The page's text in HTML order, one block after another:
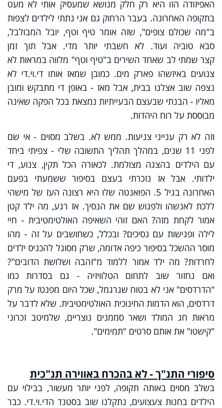
האפיזודה הזו היא רק חלק מנושא שמעסיק אותי לא מעט
בתקופה האחרונה. בעבר הרחוק גם אני נתתי לילדים לצפות
ב"מה שכולם צופים", שזה אומר טיף וטף, יובל המבולבל,
סבא טוביה ועוד. לא חשבתי יותר מדי. אבל תוך זמן
קצר שמתי לב שאחד השירים ב"טיף וטף" מלווה במראות לא
צנועים באיזשהו פארק מים. כמובן שמאז אותו די.וי.די לא
נצפה שוב אצלנו בבית, אבל מאז - באופן די מתבקש ומובן
מאליו - הבנתי שבעצם הבעייתיות נמצאת בכל הפקה שאינה
מבוססת על רוח היהדות.
וזה לא רק ענייני צניעות. ממש לא. בשלב מסוים - אי שם
לפני 11 שנים, במהלך תהליך התשובה שלי - צפיתי ביחד
עם הילדים בהצגה מצולמת. לכאורה הכל תקין, צנוע, די
ילדותי. אבל אז נזכרתי בעצם בסיפור ששמעתי בפעם
האחרונה בגיל 5. הפואנטה שלו היא רצונה העז של מישהי
ללכת לאנשהו ולפגוש שם את הנסיך. אז רגע, מה ילד קטן
אמור לקחת מזה? האם זוהי השאיפה האולטימטיבית - חיי
לילה ופגישות עם נסיכים? ובכלל, כשחושבים על זה - מהו
מוסר ההשכל בסיפור כיפה אדומה, שרק מסוגל להכניס ילדים
לחרדות? מה ילד אמור ללמוד מ"זהבה ושלושת הדובים"?
ואם נחזור שוב לתחום הטלוויזיה - גם בסדרות כמו
"הדרדסים" אני לא בטוח שגרגמל, שכל היום מפנטז על מרק
דרדסים, הוא הדמות החינוכית האולטימטיבית. שלא לדבר על
מראות חג המולד ושאר סממנים נוצריים, שלמיטב זכרוני
"קישטו" את אותם סרטים "תמימים".
סיפורי התנ"ך - לא בהכרח באווירה תנ"כית
בשלב מסוים באותה תקופה, לפני יותר מעשור, בבילוי עם
הילדים בחנות צעצועים, נתקלנו שוב בסטנד הדי.וי.די. כבר